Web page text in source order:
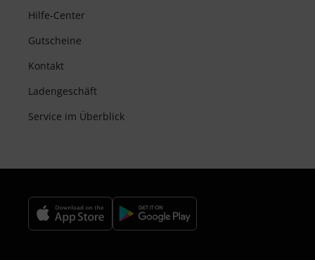
Hilfe-Center
Gutscheine
Kontakt
Ladengeschäft
Service im Überblick